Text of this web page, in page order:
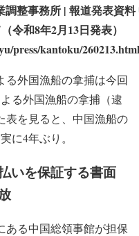
整事務所 | 報道発表資料
令和8年2月13日発表）
press/kantoku/
る外国漁船の拿捕は今回
る外国漁船の拿捕（逮
表を見ると、中国漁船の
に4年ぶり。
いを保証する書面
ある中国総領事館が担保